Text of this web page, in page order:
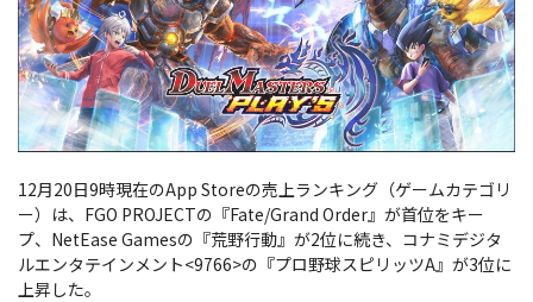
12月20日9時現在のApp Storeの売上ランキング（ゲームカテゴリ
ー）は、FGO PROJECTの『Fate/Grand Order』が首位をキー
プ、NetEase Gamesの『荒野行動』が2位に続き、コナミデジタ
ルエンタテインメント<9766>の『プロ野球スピリッツA』が3位に
上昇した。